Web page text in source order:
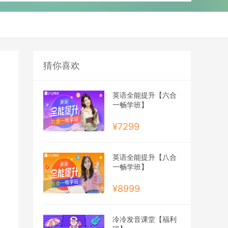
猜你喜欢
英语全能提升【六合
一畅学班】
¥7299
英语全能提升【八合
一畅学班】
¥8999
冷冷发音课堂【福利